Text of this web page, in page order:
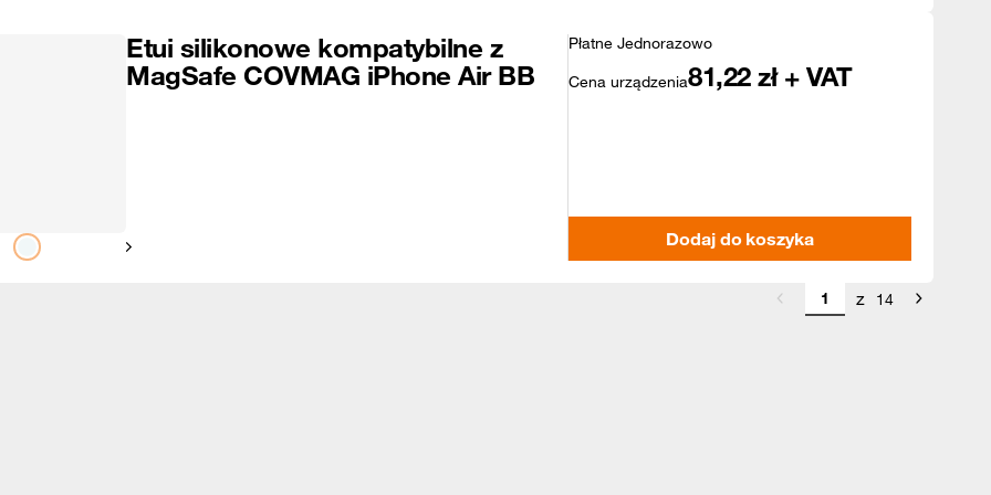
Pokaż następny
Etui silikonowe kompatybilne z
MagSafe COVMAG iPhone Air BB
Płatne Jednorazowo
Cena urządzenia81,22 zł + VAT
Dodaj do koszyka
z 14